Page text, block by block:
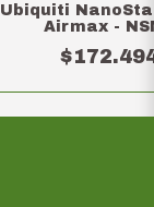
Ubiquiti
Airmax -